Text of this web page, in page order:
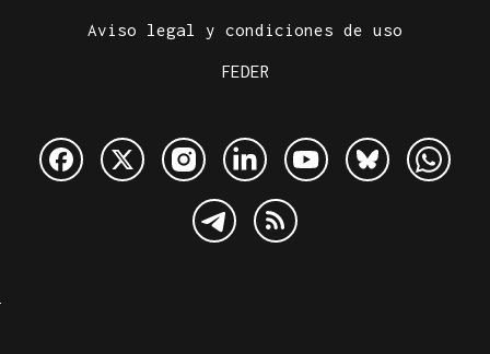
Aviso legal y condiciones de uso
FEDER